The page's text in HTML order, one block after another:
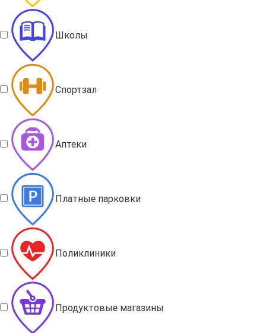
Школы
Спортзал
Аптеки
Платные парковки
Поликлиники
Продуктовые магазины